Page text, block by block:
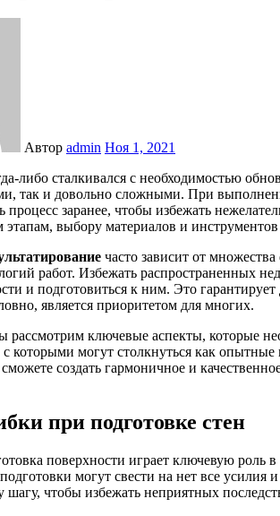
Автор admin Ноя 1, 2021
так и довольно сложными. При
процесс заранее, чтобы избежать
этапам, выбору материалов и
часто зависит от
работ. Избежать распространенных
и подготовиться к ним. Это
является приоритетом для многих.
рассмотрим ключевые аспекты, которые
которыми могут столкнуться как
создать гармоничное и
при подготовке стен
поверхности играет ключевую роль
могут свести на нет все
чтобы избежать неприятных